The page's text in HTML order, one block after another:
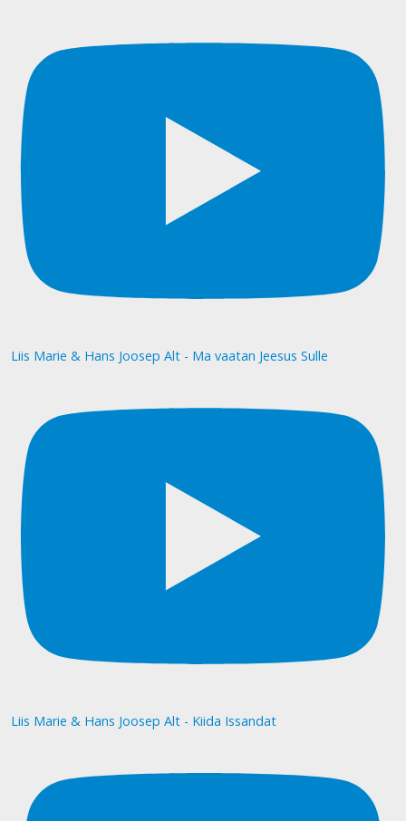
Liis Marie & Hans Joosep Alt - Ma vaatan Jeesus Sulle
Liis Marie & Hans Joosep Alt - Kiida Issandat